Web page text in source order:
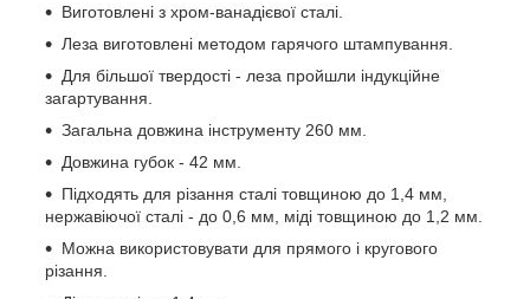
Виготовлені з хром-ванадієвої сталі.
Леза виготовлені методом гарячого штампування.
Для більшої твердості - леза пройшли індукційне
загартування.
Загальна довжина інструменту 260 мм.
Довжина губок - 42 мм.
Підходять для різання сталі товщиною до 1,4 мм,
нержавіючої сталі - до 0,6 мм, міді товщиною до 1,2 мм.
Можна використовувати для прямого і кругового
різання.